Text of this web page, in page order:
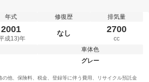
年式
2001
成13)年
修復歴
なし
排気量
2700
cc
車体色
グレー
の他、保険料、税金、登録等に伴う費用、リサイクル預託金